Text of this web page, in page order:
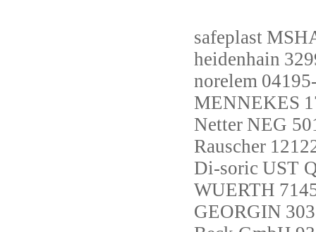
safeplast
heidenhain
norelem
MENNEKES
Netter NEG
Rauscher
Di-soric UST
WUERTH
GEORGIN